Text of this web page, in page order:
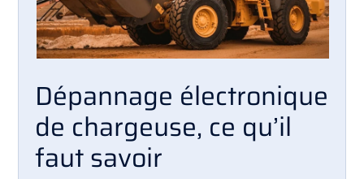
Dépannage électronique
de chargeuse, ce qu’il
faut savoir